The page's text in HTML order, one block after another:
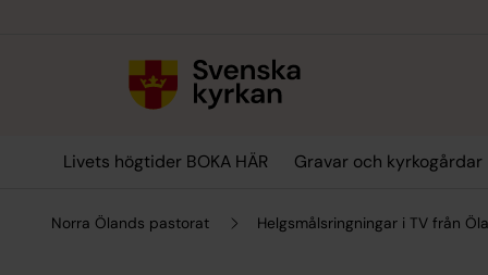
Livets högtider BOKA HÄR Gravar och kyrkogårdar
Norra Ölands pastorat Helgsmålsringningar i TV från